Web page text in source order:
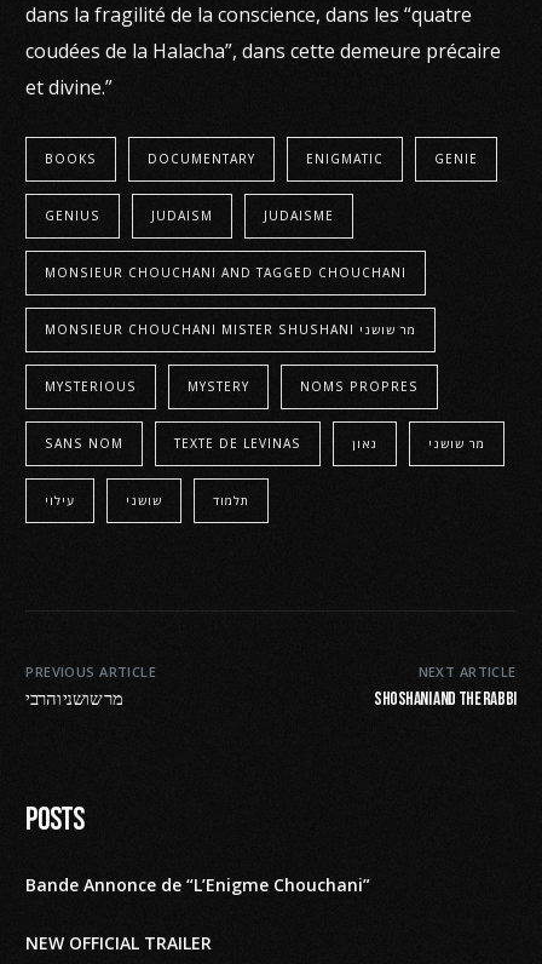
dans la fragilité de la conscience, dans les “quatre
coudées de la Halacha”, dans cette demeure précaire
et divine.”
BOOKS DOCUMENTARY ENIGMATIC GENIE
GENIUS JUDAISM JUDAISME
MONSIEUR CHOUCHANI AND TAGGED CHOUCHANI
MONSIEUR CHOUCHANI MISTER SHUSHANI מר שושני
MYSTERIOUS MYSTERY NOMS PROPRES
SANS NOM TEXTE DE LEVINAS גאון מר שושני
עילוי שושני תלמוד
PREVIOUS ARTICLE
מר שושני והרבי
NEXT ARTICLE
Shoshani and the Rabbi
Posts
Bande Annonce de “L’Enigme Chouchani”
NEW OFFICIAL TRAILER